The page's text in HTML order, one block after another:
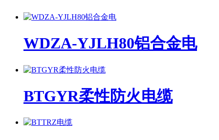
WDZA-YJLH80铝合金电
BTGYR柔性防火电缆